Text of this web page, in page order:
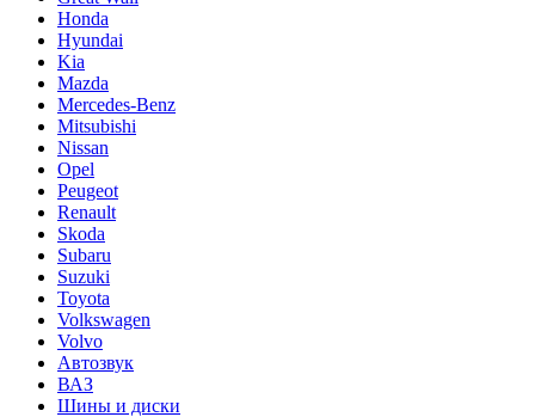
Honda
Hyundai
Kia
Mazda
Mercedes-Benz
Mitsubishi
Nissan
Opel
Peugeot
Renault
Skoda
Subaru
Suzuki
Toyota
Volkswagen
Volvo
Автозвук
ВАЗ
Шины и диски